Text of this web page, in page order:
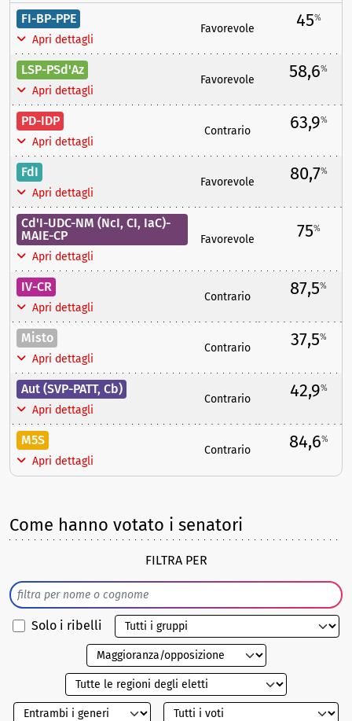
FI-BP-PPE
Apri dettagli
Favorevole 45%
LSP-PSd'Az
Apri dettagli
Favorevole 58,6%
PD-IDP
Apri dettagli
Contrario 63,9%
FdI
Apri dettagli
Favorevole 80,7%
Cd'I-UDC-NM (NcI, CI, IaC)-
MAIE-CP
Apri dettagli
Favorevole 75%
IV-CR
Apri dettagli
Contrario 87,5%
Misto
Apri dettagli
Contrario 37,5%
Aut (SVP-PATT, Cb)
Apri dettagli
Contrario 42,9%
M5S
Apri dettagli
Contrario 84,6%
Come hanno votato i senatori
FILTRA PER
Solo i ribelli